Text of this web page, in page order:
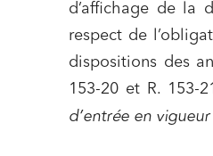
d’affichage de la
respect de
dispositions des
153-20 et R. 153-
d’entrée en